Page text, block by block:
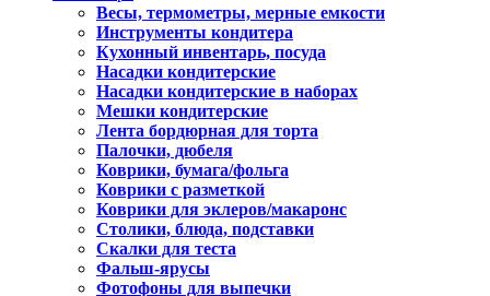
Весы, термометры, мерные емкости
Инструменты кондитера
Кухонный инвентарь, посуда
Насадки кондитерские
Насадки кондитерские в наборах
Мешки кондитерские
Лента бордюрная для торта
Палочки, дюбеля
Коврики, бумага/фольга
Коврики с разметкой
Коврики для эклеров/макаронс
Столики, блюда, подставки
Скалки для теста
Фальш-ярусы
Фотофоны для выпечки